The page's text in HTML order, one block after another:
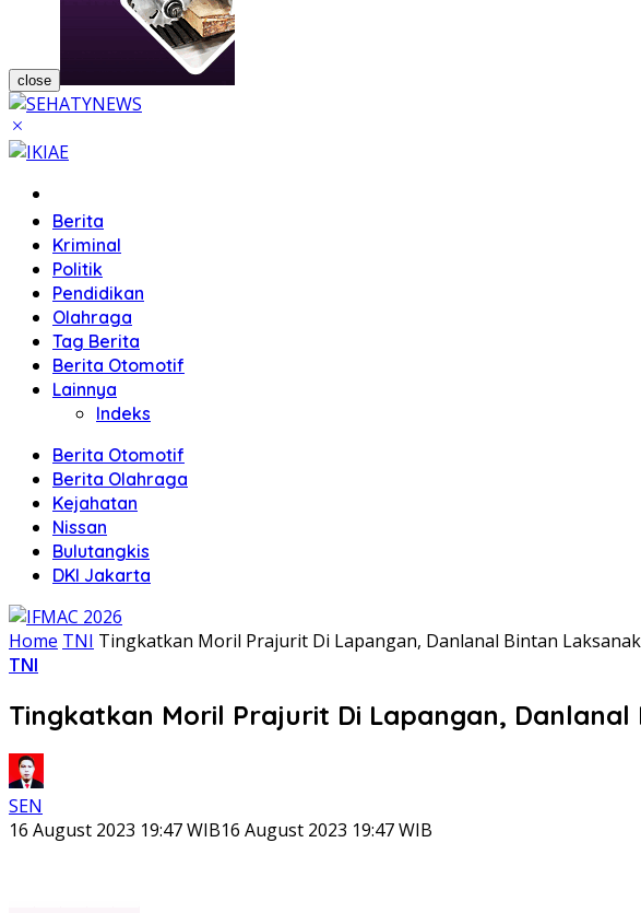
close
Berita
Kriminal
Politik
Pendidikan
Olahraga
Tag Berita
Berita Otomotif
Lainnya
Indeks
Berita Otomotif
Berita Olahraga
Kejahatan
Nissan
Bulutangkis
DKI Jakarta
Home TNI Tingkatkan Moril Prajurit Di Lapangan, Danlanal Bintan
TNI
Tingkatkan Moril Prajurit Di Lapangan,
SEN
16 August 2023 19:47 WIB16 August 2023 19:47 WIB